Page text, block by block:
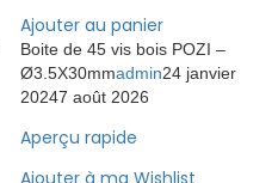
Ajouter au panier
Boite de 45 vis bois POZI –
Ø3.5X30mmadmin24 janvier
20247 août 2026
Aperçu rapide